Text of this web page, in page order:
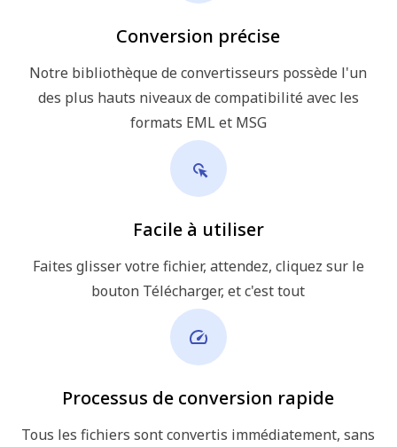
Conversion précise
Notre bibliothèque de convertisseurs possède l'un
des plus hauts niveaux de compatibilité avec les
formats EML et MSG
Facile à utiliser
Faites glisser votre fichier, attendez, cliquez sur le
bouton Télécharger, et c'est tout
Processus de conversion rapide
Tous les fichiers sont convertis immédiatement, sans